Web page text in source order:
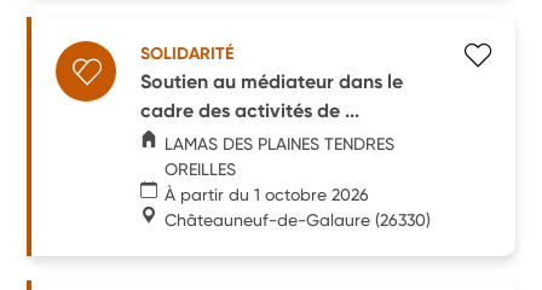
SOLIDARITÉ
Soutien au médiateur dans le
cadre des activités de ...
LAMAS DES PLAINES TENDRES
OREILLES
À partir du 1 octobre 2026
Châteauneuf-de-Galaure (26330)